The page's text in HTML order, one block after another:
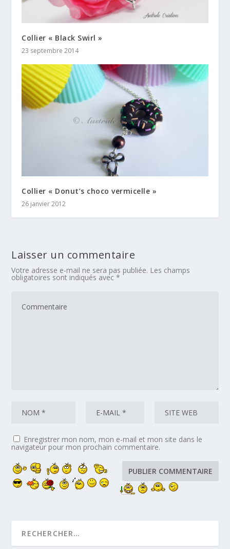
Collier « Black Swirl »
23 septembre 2014
Collier « Donut’s choco vermicelle »
26 janvier 2012
Laisser un commentaire
Votre adresse e-mail ne sera pas publiée. Les champs
obligatoires sont indiqués avec*
Enregistrer mon nom, mon e-mail et mon site dans le
navigateur pour mon prochain commentaire.